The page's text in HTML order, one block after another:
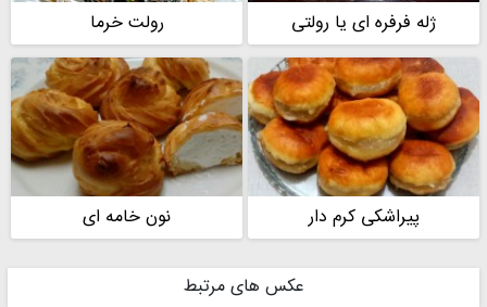
ژله فرفره ای یا رولتی رولت خرما
پیراشکی کرم دار نون خامه ای
عکس های مرتبط